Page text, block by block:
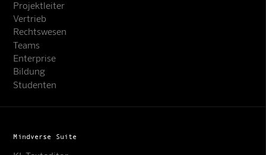
Projektleiter
Vertrieb
Rechtswesen
Teams
Enterprise
Bildung
Studenten
Mindverse Suite